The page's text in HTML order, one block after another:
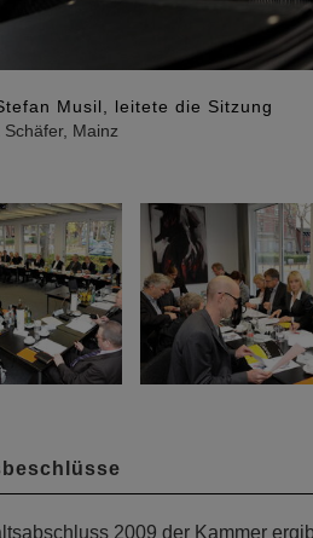
Musil, leitete die Sitzung
Mainz
2009 der Kammer